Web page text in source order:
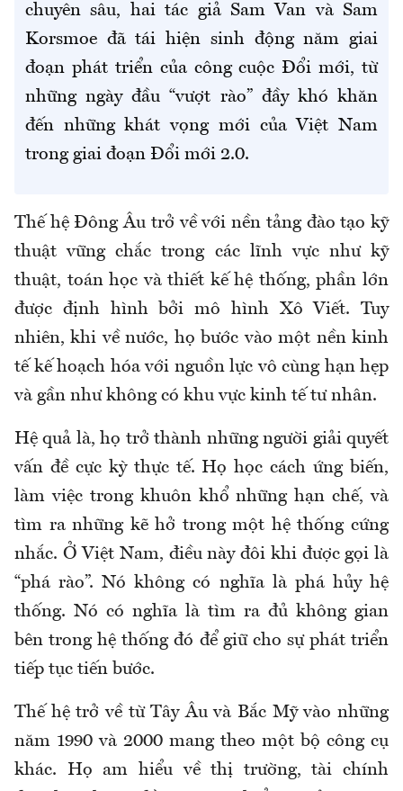
chuyên sâu, hai tác giả Sam Van và Sam
Korsmoe đã tái hiện sinh động năm giai
đoạn phát triển của công cuộc Đổi mới, từ
những ngày đầu “vượt rào” đầy khó khăn
đến những khát vọng mới của Việt Nam
trong giai đoạn Đổi mới 2.0.
Thế hệ Đông Âu trở về với nền tảng đào tạo kỹ
thuật vững chắc trong các lĩnh vực như kỹ
thuật, toán học và thiết kế hệ thống, phần lớn
được định hình bởi mô hình Xô Viết. Tuy
nhiên, khi về nước, họ bước vào một nền kinh
tế kế hoạch hóa với nguồn lực vô cùng hạn hẹp
và gần như không có khu vực kinh tế tư nhân.
Hệ quả là, họ trở thành những người giải quyết
vấn đề cực kỳ thực tế. Họ học cách ứng biến,
làm việc trong khuôn khổ những hạn chế, và
tìm ra những kẽ hở trong một hệ thống cứng
nhắc. Ở Việt Nam, điều này đôi khi được gọi là
“phá rào”. Nó không có nghĩa là phá hủy hệ
thống. Nó có nghĩa là tìm ra đủ không gian
bên trong hệ thống đó để giữ cho sự phát triển
tiếp tục tiến bước.
Thế hệ trở về từ Tây Âu và Bắc Mỹ vào những
năm 1990 và 2000 mang theo một bộ công cụ
khác. Họ am hiểu về thị trường, tài chính